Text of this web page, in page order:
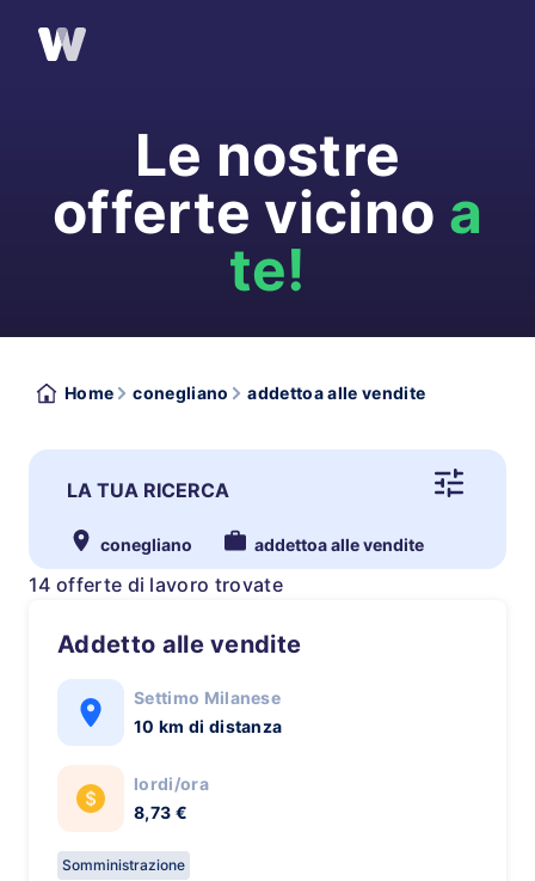
Le nostre
offerte vicino a
te!
Home conegliano addettoa alle vendite
LA TUA RICERCA
conegliano addettoa alle vendite
14 offerte di lavoro trovate
Addetto alle vendite
Settimo Milanese
10 km di distanza
lordi/ora
8,73 €
Somministrazione